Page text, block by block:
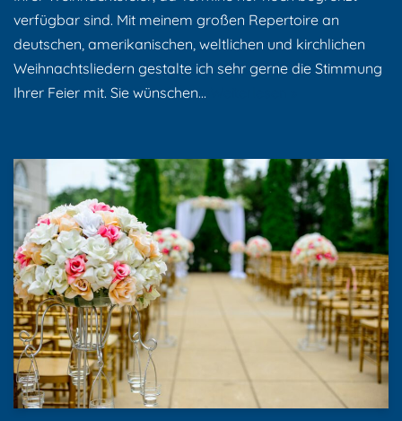
verfügbar sind. Mit meinem großen Repertoire an
deutschen, amerikanischen, weltlichen und kirchlichen
Weihnachtsliedern gestalte ich sehr gerne die Stimmung
Ihrer Feier mit. Sie wünschen…